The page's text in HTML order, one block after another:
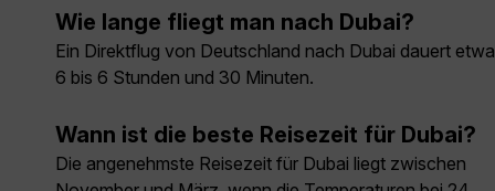
Wie lange fliegt man nach Dubai?
Ein Direktflug von Deutschland nach Dubai dauert etwa
6 bis 6 Stunden und 30 Minuten.
Wann ist die beste Reisezeit für Dubai?
Die angenehmste Reisezeit für Dubai liegt zwischen